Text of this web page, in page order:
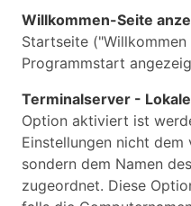
Willkommen-Seite
Startseite
Programmstart
Terminalserver -
Option aktiviert ist
Einstellungen nicht
sondern dem Namen
zugeordnet. Diese